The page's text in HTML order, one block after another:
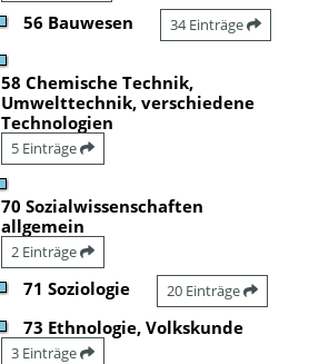
56 Bauwesen 34 Einträge
58 Chemische Technik,
Umwelttechnik, verschiedene
Technologien
5 Einträge
70 Sozialwissenschaften
allgemein
2 Einträge
71 Soziologie 20 Einträge
73 Ethnologie, Volkskunde
3 Einträge